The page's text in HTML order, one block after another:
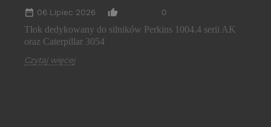
date_range 06 Lipiec 2026 thumb_up_alt 0
Tłok dedykowany do silników Perkins 1004.4 serii AK
oraz Caterpillar 3054
Czytaj więcej